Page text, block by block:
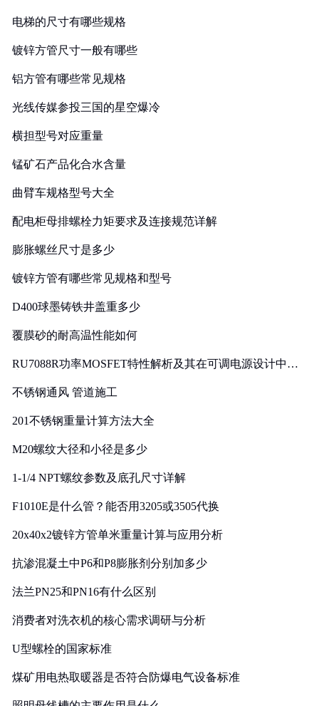
电梯的尺寸有哪些规格
镀锌方管尺寸一般有哪些
铝方管有哪些常见规格
光线传媒参投三国的星空爆冷
横担型号对应重量
锰矿石产品化合水含量
曲臂车规格型号大全
配电柜母排螺栓力矩要求及连接规范详解
膨胀螺丝尺寸是多少
镀锌方管有哪些常见规格和型号
D400球墨铸铁井盖重多少
覆膜砂的耐高温性能如何
RU7088R功率MOSFET特性解析及其在可调电源设计中的
不锈钢通风 管道施工
201不锈钢重量计算方法大全
M20螺纹大径和小径是多少
1-1/4 NPT螺纹参数及底孔尺寸详解
F1010E是什么管？能否用3205或3505代换
20x40x2镀锌方管单米重量计算与应用分析
抗渗混凝土中P6和P8膨胀剂分别加多少
法兰PN25和PN16有什么区别
消费者对洗衣机的核心需求调研与分析
U型螺栓的国家标准
煤矿用电热取暖器是否符合防爆电气设备标准